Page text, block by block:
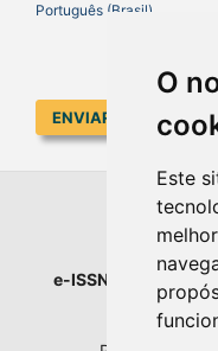
O
Este
Português (Brasil)
ENVIAR SUBMISSÃO
e-ISSN : 1984-0411 |
Setor de